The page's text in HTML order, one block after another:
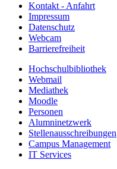
Kontakt - Anfahrt
Impressum
Datenschutz
Webcam
Barrierefreiheit
Hochschulbibliothek
Webmail
Mediathek
Moodle
Personen
Alumninetzwerk
Stellenausschreibungen
Campus Management
IT Services